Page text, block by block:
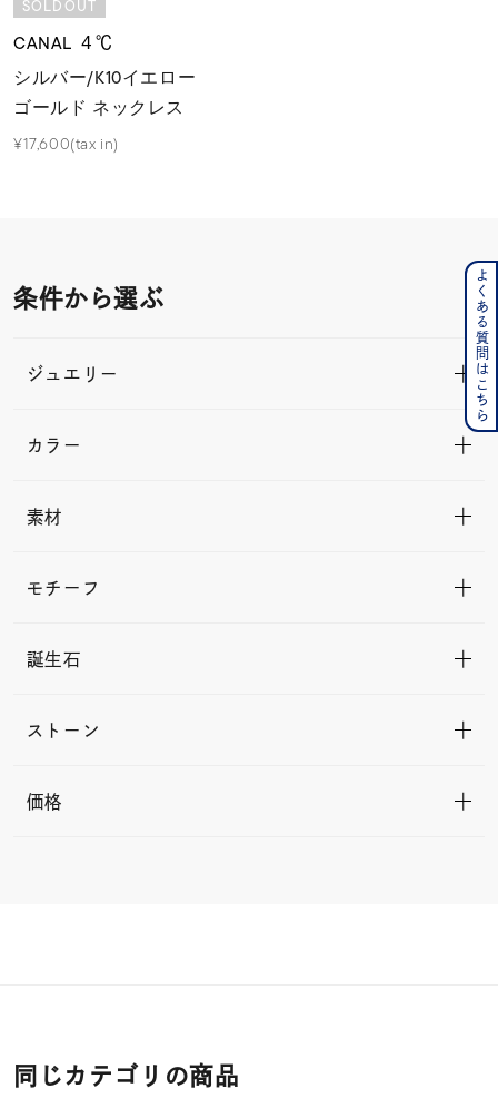
SOLDOUT
CANAL ４℃
シルバー/K10イエロー
ゴールド ネックレス
¥17,600(tax in)
条件から選ぶ
ジュエリー
カラー
素材
モチーフ
誕生石
ストーン
価格
同じカテゴリの商品
よくある質問はこちら